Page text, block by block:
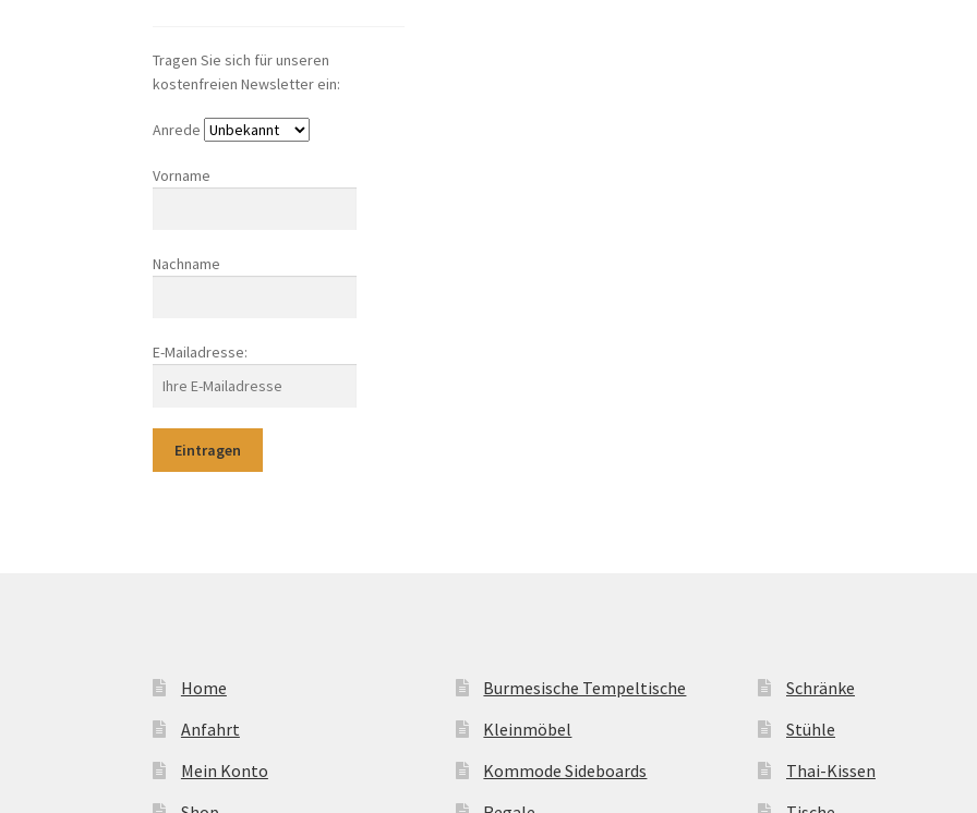
Tragen Sie sich für unseren
kostenfreien Newsletter ein:
Anrede
Vorname
Nachname
E-Mailadresse:
Home
Anfahrt
Mein Konto
Burmesische Tempeltische
Kleinmöbel
Kommode Sideboards
Schränke
Stühle
Thai-Kissen